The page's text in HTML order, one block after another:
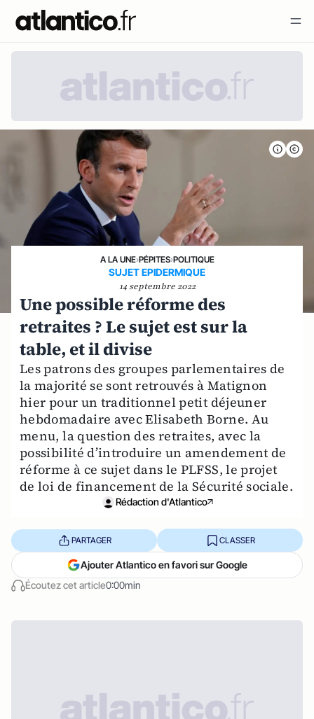
A LA UNE›PÉPITES›POLITIQUE
SUJET EPIDERMIQUE
14 septembre 2022
Une possible réforme des
retraites ? Le sujet est sur la
table, et il divise
Les patrons des groupes parlementaires de
la majorité se sont retrouvés à Matignon
hier pour un traditionnel petit déjeuner
hebdomadaire avec Elisabeth Borne. Au
menu, la question des retraites, avec la
possibilité d’introduire un amendement de
réforme à ce sujet dans le PLFSS, le projet
de loi de financement de la Sécurité sociale.
Rédaction d'Atlantico
Écoutez cet article0:00min
PARTAGER CLASSER
Ajouter Atlantico en favori sur Google